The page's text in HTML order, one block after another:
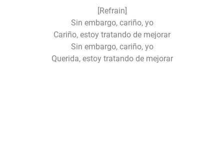
[Refrain]
Sin embargo, cariño, yo
Cariño, estoy tratando de mejorar
Sin embargo, cariño, yo
Querida, estoy tratando de mejorar